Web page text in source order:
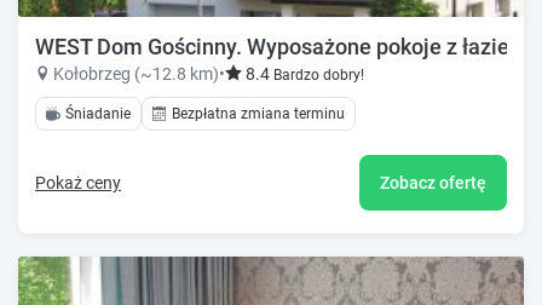
WEST Dom Gościnny. Wyposażone pokoje z
Kołobrzeg (~12.8 km)• 8.4 Bardzo dobry!
Śniadanie Bezpłatna zmiana terminu
Pokaż ceny Zobacz ofertę